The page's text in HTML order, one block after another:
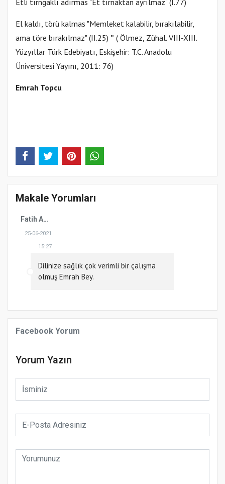
Etli tırngaklı adırmas "Et tırnaktan ayrılmaz" (I.77)
El kaldı, törü kalmas "Memleket kalabilir, bırakılabilir,
ama töre bırakılmaz" (II.25) ” ( Ölmez, Zühal. VIII-XIII.
Yüzyıllar Türk Edebiyatı, Eskişehir: T.C. Anadolu
Üniversitesi Yayını, 2011: 76)
Emrah Topcu
Makale Yorumları
Fatih Akkurt
25-06-2021
15:27
Dilinize sağlık çok verimli bir çalışma
olmuş Emrah Bey.
Facebook Yorum
Yorum Yazın